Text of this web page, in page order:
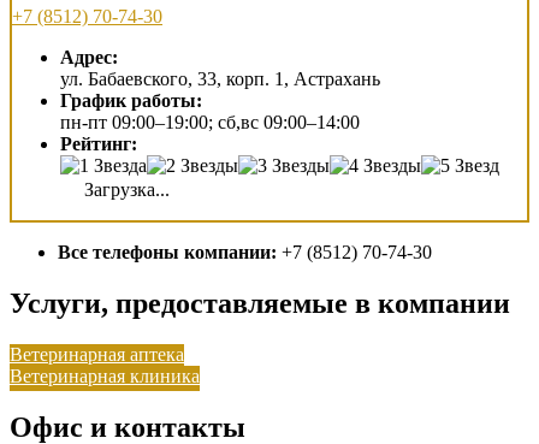
+7 (8512) 70-74-30
Адрес:
ул. Бабаевского, 33, корп. 1, Астрахань
График работы:
пн-пт 09:00–19:00; сб,вс 09:00–14:00
Рейтинг:
Загрузка...
Все телефоны компании: +7 (8512) 70-74-30
Услуги, предоставляемые в компании
Ветеринарная аптека
Ветеринарная клиника
Офис и контакты